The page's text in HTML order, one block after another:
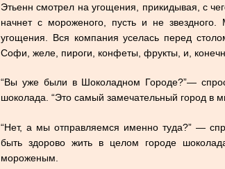
Этьенн смотрел на угощения, прикидывая, с
начнет с мороженого, пусть и не
угощения. Вся компания уселась перед
Софи, желе, пироги, конфеты, фрукты, и,
“Вы уже были в Шоколадном Городе?”—
шоколада. “Это самый замечательный город в
“Нет, а мы отправляемся именно туда?” —
быть здорово жить в целом городе
мороженым.